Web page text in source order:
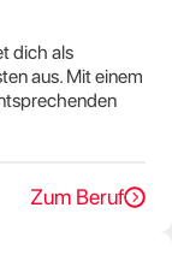
dich als
aus. Mit einem
Zum Beruf